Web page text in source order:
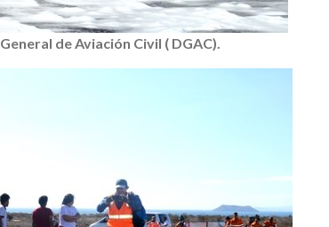
de Aviación Civil ( DGAC).